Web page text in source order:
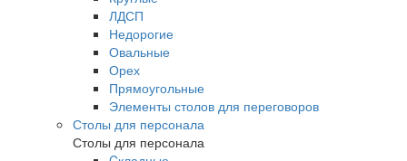
ЛДСП
Недорогие
Овальные
Орех
Прямоугольные
Элементы столов для переговоров
Столы для персонала
Столы для персонала